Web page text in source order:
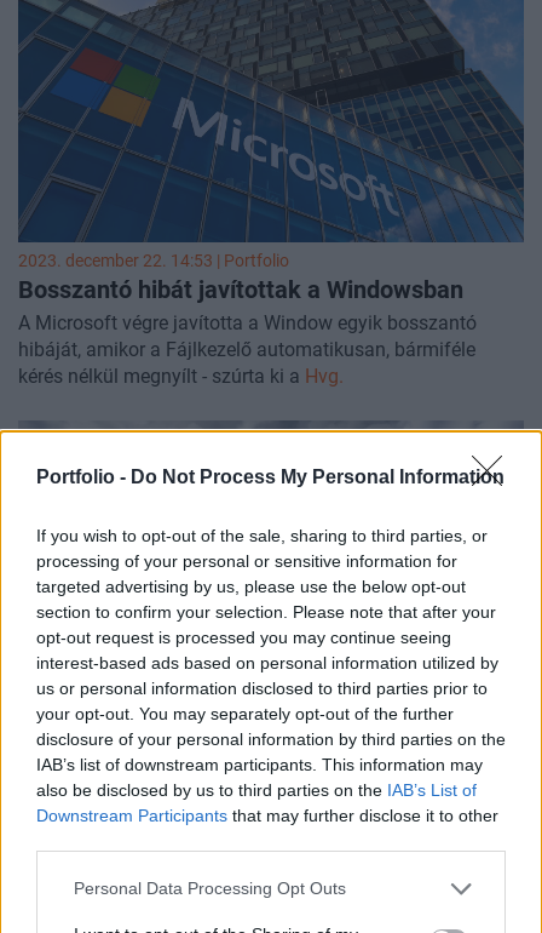
Portfolio - Do Not Process My Personal Information
If you wish to opt-out of the sale, sharing to third parties, or
processing of your personal or sensitive information for
targeted advertising by us, please use the below opt-out
section to confirm your selection. Please note that after your
opt-out request is processed you may continue seeing
interest-based ads based on personal information utilized by
us or personal information disclosed to third parties prior to
your opt-out. You may separately opt-out of the further
disclosure of your personal information by third parties on the
IAB’s list of downstream participants. This information may
also be disclosed by us to third parties on the IAB’s List of
Downstream Participants that may further disclose it to other
Personal Data Processing Opt Outs
2023. december 22. 14:53 | Portfolio
Bosszantó hibát javítottak a Windowsban
A Microsoft végre javította a Window egyik bosszantó
hibáját, amikor a Fájlkezelő automatikusan, bármiféle
kérés nélkül megnyílt - szúrta ki a Hvg.
2023. október 10. 20:28 | Portfolio
Kiderült: apró hiba miatt kellett leállítani egy
teljes atomerőművet
Egy mindössze 11 cm átmérőjű, vastag falú cső
mérnök, a BME Nukleáris Technikai Intézetének tanára.